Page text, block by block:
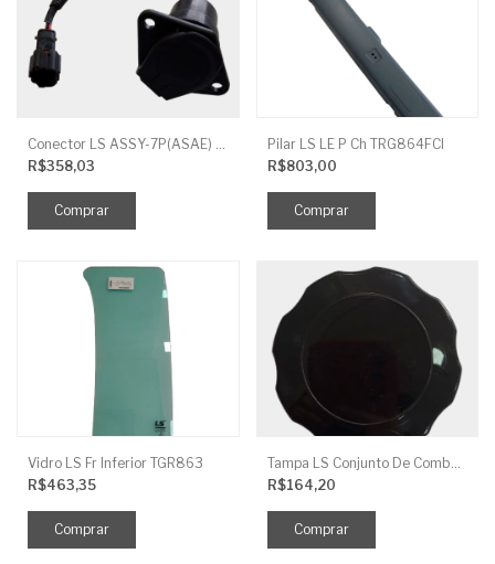
R$358,03
Pilar LS LE P Ch TRG864FCI
R$803,00
Vidro LS Fr Inferior TGR863
R$463,35
R$164,20